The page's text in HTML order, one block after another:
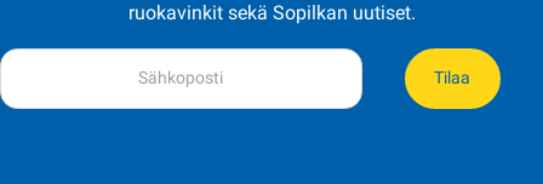
ruokavinkit sekä Sopilkan uutiset.
Tilaa